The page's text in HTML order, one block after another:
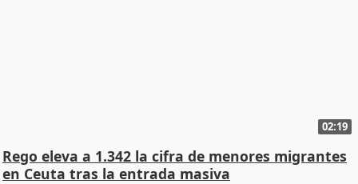
02:19
Rego eleva a 1.342 la cifra de menores migrantes
en Ceuta tras la entrada masiva